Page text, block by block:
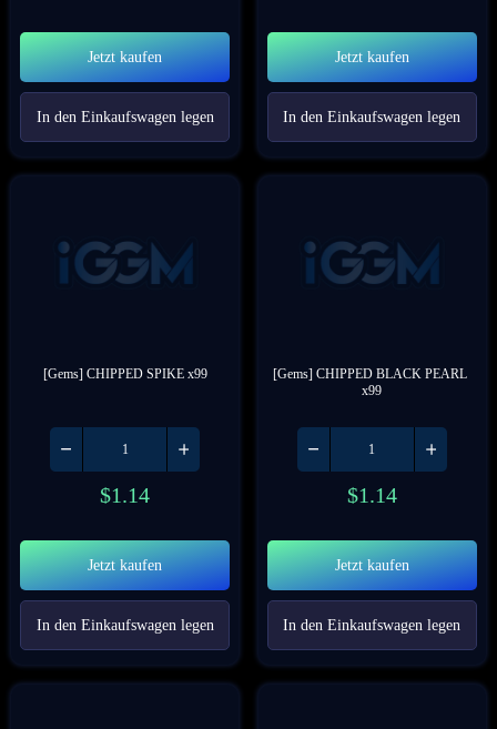
Jetzt kaufen
In den Einkaufswagen legen
Jetzt kaufen
In den Einkaufswagen legen
[Gems] CHIPPED SPIKE x99
$1.14
Jetzt kaufen
In den Einkaufswagen legen
[Gems] CHIPPED BLACK PEARL
x99
$1.14
Jetzt kaufen
In den Einkaufswagen legen